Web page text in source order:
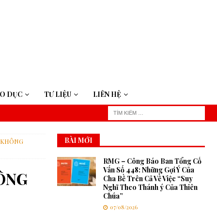
DỤC TƯ LIỆU LIÊN HỆ
BÀI MỚI
RMG – Công Báo Ban Tổng Cố
Vấn Số 448: Những Gợi Ý Của
Cha Bề Trên Cả Về Việc “Suy
Nghĩ Theo Thánh ý Của Thiên
Chúa”
07/08/2026